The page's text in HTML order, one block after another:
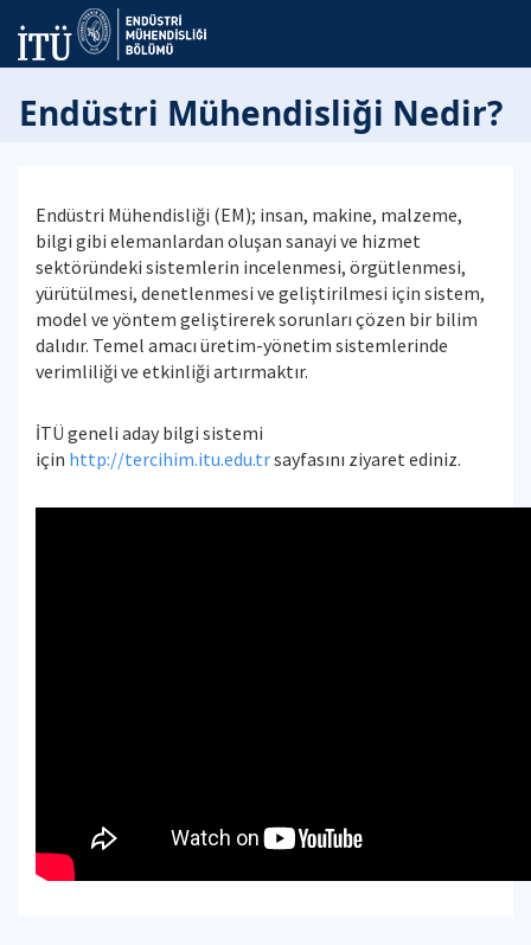
Endüstri Mühendisliği Nedir?
Endüstri Mühendisliği (EM); insan, makine, malzeme,
bilgi gibi elemanlardan oluşan sanayi ve hizmet
sektöründeki sistemlerin incelenmesi, örgütlenmesi,
yürütülmesi, denetlenmesi ve geliştirilmesi için sistem,
model ve yöntem geliştirerek sorunları çözen bir bilim
dalıdır. Temel amacı üretim-yönetim sistemlerinde
verimliliği ve etkinliği artırmaktır.
İTÜ geneli aday bilgi sistemi
için http://tercihim.itu.edu.trsayfasını ziyaret ediniz.